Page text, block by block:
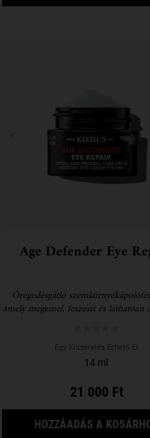
Age Defender Eye
Öregedésgátló
amely megemel, feszesít és láthatóan
Egy Kiszerelés Érhető El
14 ml
21 000 Ft
HOZZÁADÁS A